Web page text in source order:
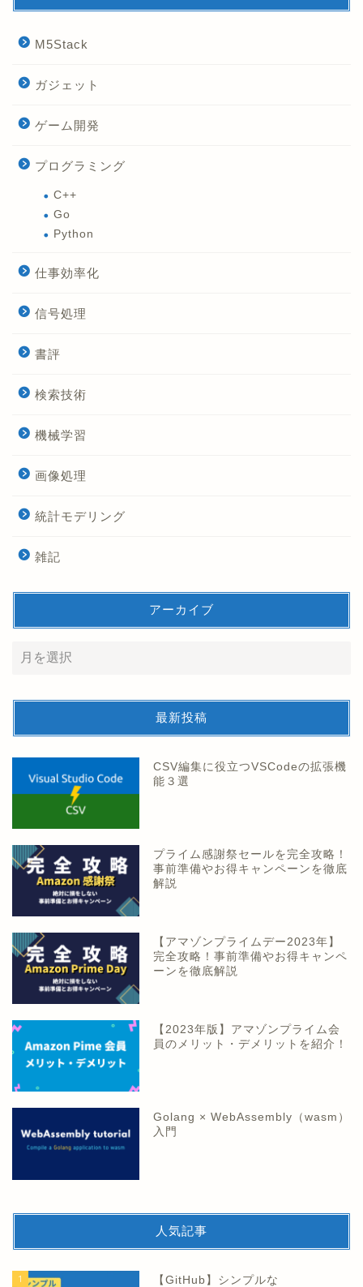
M5Stack
ガジェット
ゲーム開発
プログラミング
C++
Go
Python
仕事効率化
信号処理
書評
検索技術
機械学習
画像処理
統計モデリング
雑記
アーカイブ
最新投稿
CSV編集に役立つVSCodeの拡張機
能３選
プライム感謝祭セールを完全攻略！
事前準備やお得キャンペーンを徹底
解説
【アマゾンプライムデー2023年】
完全攻略！事前準備やお得キャンペ
ーンを徹底解説
【2023年版】アマゾンプライム会
員のメリット・デメリットを紹介！
Golang × WebAssembly（wasm）
入門
人気記事
1
【GitHub】シンプルな